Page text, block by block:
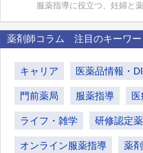
服薬指導に役立つ、妊婦と
薬剤師コラム 注目のキーワー
キャリア 医薬品情報・DI
門前薬局 服薬指導
ライフ・雑学 研修認定
オンライン服薬指導 薬